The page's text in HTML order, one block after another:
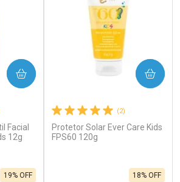
Facial
12g
19% OFF
(2)
Protetor Solar Ever Care Kids
FPS60 120g
18% OFF
COMPRAR